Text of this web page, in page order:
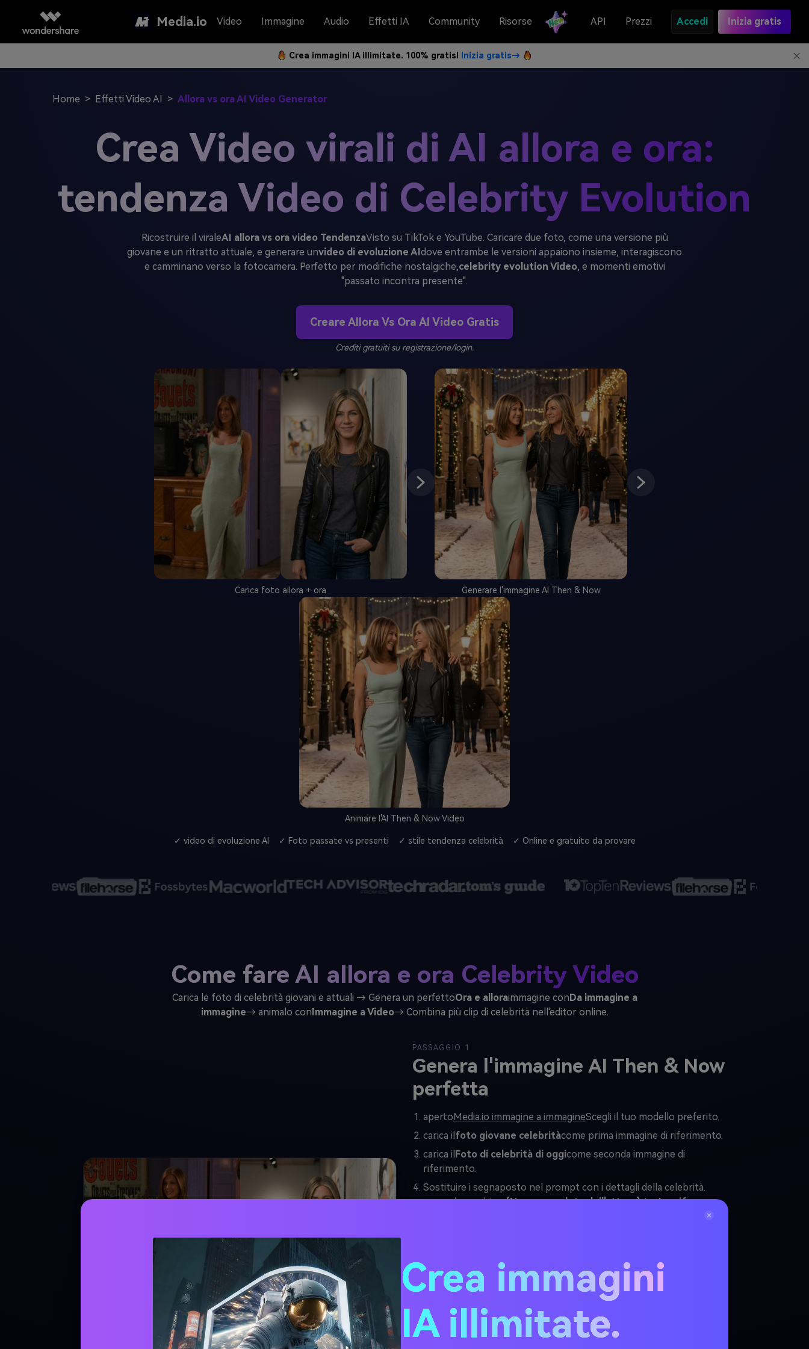
Media.io Video Immagine Audio Effetti IA Community Risorse API Prezzi Accedi Inizia gratis
Crea immagini IA illimitate. 100% gratis! Inizia gratis→
Home > Effetti Video AI > Allora vs ora AI Video Generator
Crea Video virali di AI allora e ora:
tendenza Video di Celebrity Evolution
Ricostruire il viraleAI allora vs ora video TendenzaVisto su TikTok e YouTube. Caricare due foto, come una versione più
giovane e un ritratto attuale, e generare unvideo di evoluzione AIdove entrambe le versioni appaiono insieme, interagiscono
e camminano verso la fotocamera. Perfetto per modifiche nostalgiche,celebrity evolution Video, e momenti emotivi
"passato incontra presente".
Creare Allora Vs Ora AI Video Gratis
Crediti gratuiti su registrazione/login.
Carica foto allora + ora Generare l'immagine AI Then & Now
Animare l'AI Then & Now Video
✓ video di evoluzione AI ✓ Foto passate vs presenti ✓ stile tendenza celebrità ✓ Online e gratuito da provare
Come fare AI allora e ora Celebrity Video
Carica le foto di celebrità giovani e attuali → Genera un perfettoOra e alloraimmagine conDa immagine a
immagine→ animalo conImmagine a Video→ Combina più clip di celebrità nell'editor online.
PASSAGGIO 1
Genera l'immagine AI Then & Now
perfetta
apertoMedia.io immagine a immagineScegli il tuo modello preferito.
carica il foto giovane celebritàcome prima immagine di riferimento.
carica il Foto di celebrità di oggicome seconda immagine di
riferimento.
Sostituire i segnaposto nel prompt con i dettagli della celebrità.
esempio:cambiare{Nome completo dell'attore}toJennifer
{titolo del film}to
ora e poi.
Crea una scena cinematografica iper-realistica della
Crea immagini
IA illimitate.